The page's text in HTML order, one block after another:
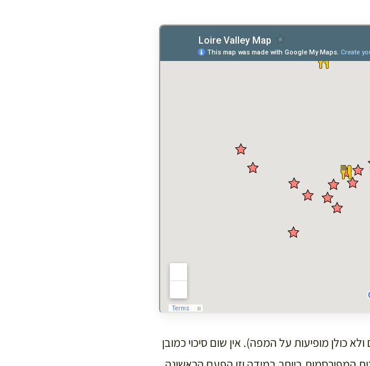
עמק הלואר מרוצף בטירות (יש כיום כ-300 מהם ולא כולן מופיעות על המפה). אין שום סיכוי כמובן